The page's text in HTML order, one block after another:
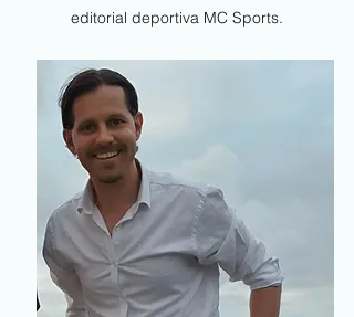
editorial deportiva MC Sports.